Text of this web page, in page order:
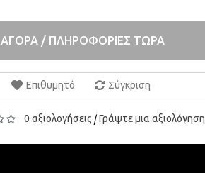
ΑΓΟΡΑ / ΠΛΗΡΟΦΟΡΙΕΣ ΤΩΡΑ
Επιθυμητό Σύγκριση
0 αξιολογήσεις /Γράψτε μια αξιολόγηση